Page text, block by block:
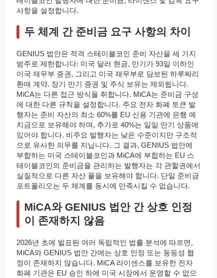
사항을 설정합니다.
두 체계 간 준비금 요구 사항의 차이
GENIUS 법안은 적격 스테이블코인 준비 자산을 세 가지
범주로 제한합니다: 미국 달러 현금, 만기가 93일 이하인
미국 재무부 증권, 그리고 미국 재무부로 담보된 하루짜리
환매 계약. 장기 만기 증권 및 주식 보유는 제외됩니다.
MiCA는 다른 접근 방식을 취합니다. MiCA는 준비금 구성
에 대한 다른 규칙을 설정합니다. 주요 전자 화폐 토큰 발
행자는 준비 자산의 최소 60%를 EU 신용 기관에 은행 예
치금으로 보유해야 하며, 추가로 40%는 일일 만기 상품에
있어야 합니다. 비주요 발행자는 낮은 수준이지만 구조적
으로 유사한 의무를 지닙니다. 그 결과, GENIUS 법안에
부합하는 미국 스테이블코인과 MiCA에 부합하는 EU 스
테이블코인의 준비금을 관리하는 발행자는 각 관할권에서
실질적으로 다른 자산 풀을 보유해야 합니다. 단일 준비금
포트폴리오는 두 체계를 동시에 만족시킬 수 없습니다.
MiCA와 GENIUS 법안 간 상호 인정
이 존재하지 않음
2026년 초에 발표된 여러 독립적인 법률 분석에 따르면,
MiCA와 GENIUS 법안 간에는 상호 인정 또는 동등성 협
정이 존재하지 않습니다. MiCA 라이센스를 보유한 전자
화폐 기관은 EU 승인 하에 미국 시장에서 운영할 수 없으